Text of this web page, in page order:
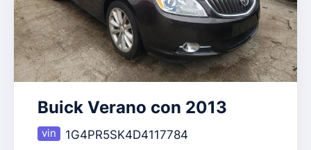
Buick Verano con 2013
1G4PR5SK4D4117784